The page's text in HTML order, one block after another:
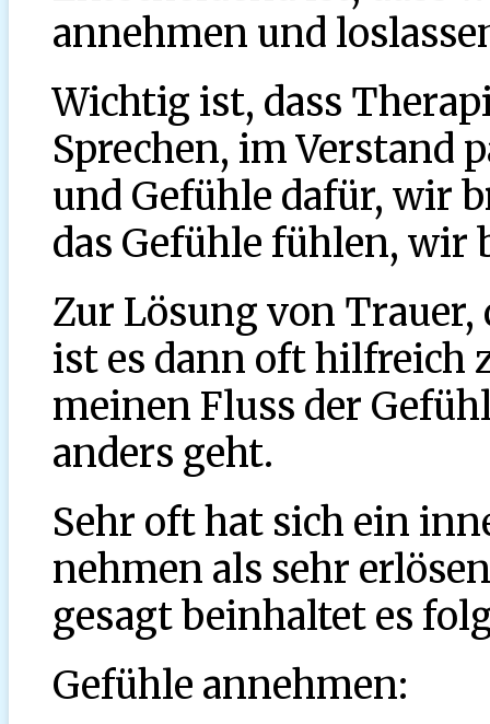
annehmen und
Wichtig ist, dass
Sprechen, im Verstand
und Gefühle dafür, wir
das Gefühle fühlen, wir
Zur Lösung von
ist es dann oft hilfreich
meinen Fluss der
anders geht.
Sehr oft hat sich ein
nehmen als sehr
gesagt beinhaltet es
Gefühle annehmen: